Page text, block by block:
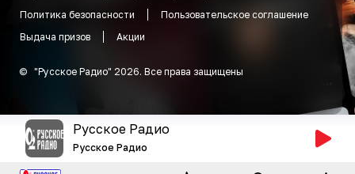
Политика безопасности
Пользовательское соглашение
Выдача призов
Акции
© "Русское Радио" 2026. Все права защищены
Русское Радио
Русское Радио